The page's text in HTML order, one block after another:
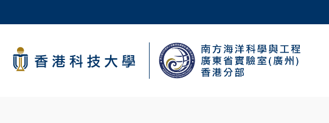
to
content
科大新聞
校園地圖及指南